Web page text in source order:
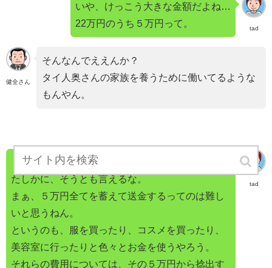
tad
いや、けっこう大きな金額だよね…
22万円のうち５万円って。
健全さん
そんなんでええんか？
タイ人奥さんの家族を養うために働いてるような
もんやん。
tad
・・・。
たしかに、そうとも言えるな。
まぁ、５万円全てを蓄えて送金するってのは難し
いと思うねん。
というのも、服を買ったり、コスメを買ったり、
美容室に行ったりと色々とお金を使うやろう。
それらの費用については、その５万円から捻出す